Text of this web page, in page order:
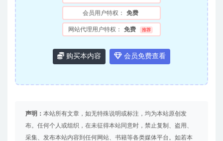
会员用户特权： 免费
网站代理用户特权： 免费 推荐
购买本内容 会员免费查看
声明： 本站所有文章，如无特殊说明或标注，均为本站原创发
布。任何个人或组织，在未征得本站同意时，禁止复制、盗用、
采集、发布本站内容到任何网站、书籍等各类媒体平台。如若本